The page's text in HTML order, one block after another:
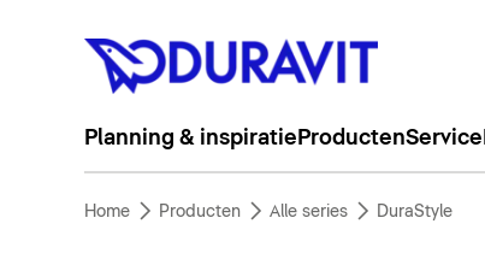
Planning & inspiratie ProductenService
Home Producten Alle series DuraStyle